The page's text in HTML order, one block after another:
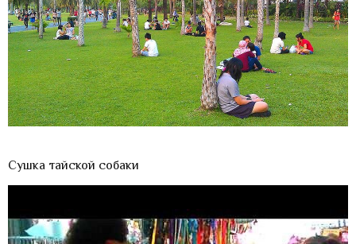
Сушка тайской собаки